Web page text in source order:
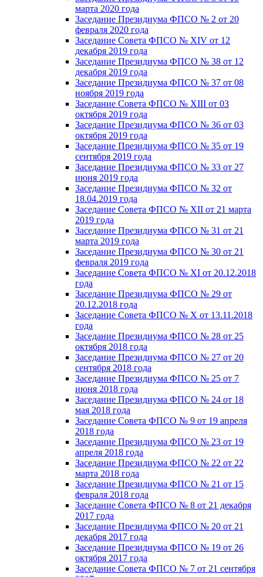
марта 2020 года
Заседание Президиума ФПСО № 2 от 20
февраля 2020 года
Заседание Совета ФПСО № XIV от 12
декабря 2019 года
Заседание Президиума ФПСО № 38 от 12
декабря 2019 года
Заседание Президиума ФПСО № 37 от 08
ноября 2019 года
Заседание Совета ФПСО № XIII от 03
октября 2019 года
Заседание Президиума ФПСО № 36 от 03
октября 2019 года
Заседание Президиума ФПСО № 35 от 19
сентября 2019 года
Заседание Президиума ФПСО № 33 от 27
июня 2019 года
Заседание Президиума ФПСО № 32 от
18.04.2019 года
Заседание Совета ФПСО № XII от 21 марта
2019 года
Заседание Президиума ФПСО № 31 от 21
марта 2019 года
Заседание Президиума ФПСО № 30 от 21
февраля 2019 года
Заседание Совета ФПСО № XI от 20.12.2018
года
Заседание Президиума ФПСО № 29 от
20.12.2018 года
Заседание Совета ФПСО № X от 13.11.2018
года
Заседание Президиума ФПСО № 28 от 25
октября 2018 года
Заседание Президиума ФПСО № 27 от 20
сентября 2018 года
Заседание Президиума ФПСО № 25 от 7
июня 2018 года
Заседание Президиума ФПСО № 24 от 18
мая 2018 года
Заседание Совета ФПСО № 9 от 19 апреля
2018 года
Заседание Президиума ФПСО № 23 от 19
апреля 2018 года
Заседание Президиума ФПСО № 22 от 22
марта 2018 года
Заседание Президиума ФПСО № 21 от 15
февраля 2018 года
Заседание Совета ФПСО № 8 от 21 декабря
2017 года
Заседание Президиума ФПСО № 20 от 21
декабря 2017 года
Заседание Президиума ФПСО № 19 от 26
октября 2017 года
Заседание Совета ФПСО № 7 от 21 сентября